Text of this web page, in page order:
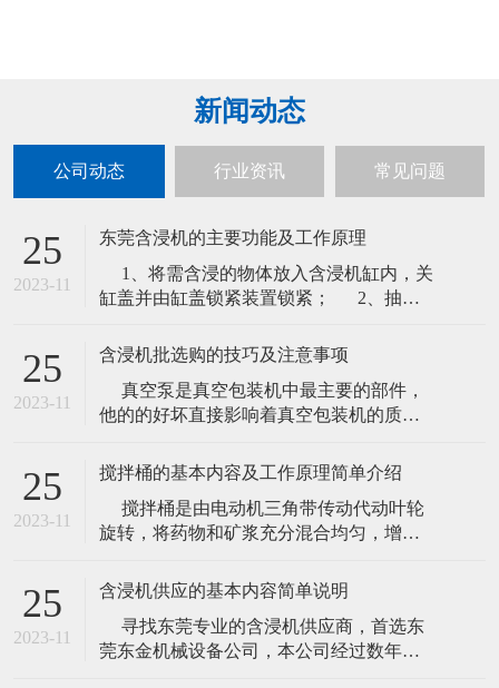
新闻动态
公司动态 行业资讯 常见问题
25
2023-11
东莞含浸机的主要功能及工作原理
1、将需含浸的物体放入含浸机缸内，关
缸盖并由缸盖锁紧装置锁紧； 2、抽真
在大气作用下压入缸内，液体达到一定的
到一定的负压后保压维持； 4、平衡打
开吸管口，含浸机在空气大
25
2023-11
含浸机批选购的技巧及注意事项
真空泵是真空包装机中最主要的部件，
他的的好坏直接影响着真空包装机的质量
意真空泵的质量，一般来说一台好的真空
包装机可以有以下几点： 1.深圳真空含
浸机 真空包装机外型使用的材料:现在有喷
漆的和不锈钢之分,不锈钢的型号也有区别,
25
2023-11
搅拌桶的基本内容及工作原理简单介绍
搅拌桶是由电动机三角带传动代动叶轮
旋转，将药物和矿浆充分混合均匀，增加
要设备，本机适用于选矿业，也可用作各
种化工业的槽糕搅拌。 使用说明:使用
前先紧固泵体部位螺栓，转动泵轴代轮是
否灵活，然后开机运行，其它同浮选机。
25
2023-11
含浸机供应的基本内容简单说明
寻找东莞专业的含浸机供应商，首选东
莞东金机械设备公司，本公司经过数年的